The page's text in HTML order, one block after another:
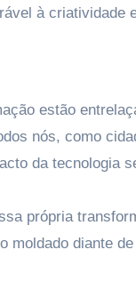
à criatividade
estão
nós, como
da tecnologia
própria
moldado diante